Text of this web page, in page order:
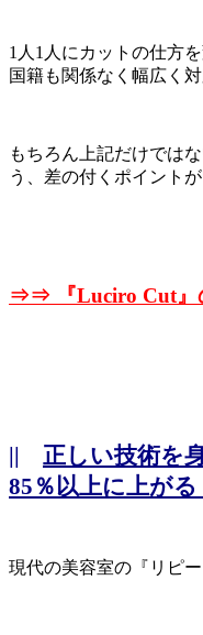
1人1人にカットの仕方
国籍も関係なく幅広く
もちろん上記だけでは
う、差の付くポイント
⇒⇒ 『Luciro Cut』
|| 正しい技術を
85％以上に上がる
現代の美容室の『リピ